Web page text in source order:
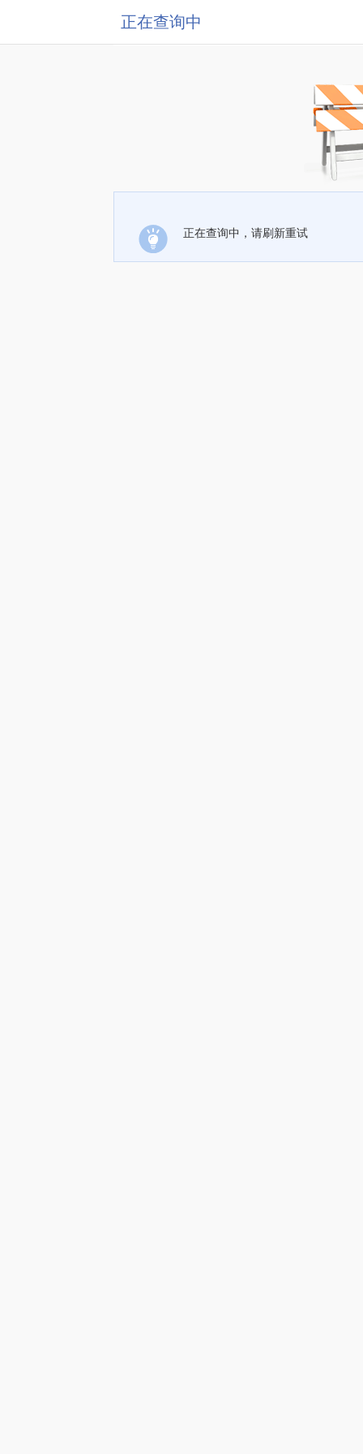
正在查询中
正在查询中，请刷新重试